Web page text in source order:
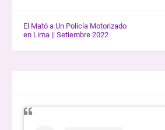
El Mató a Un Policía Motorizado
en Lima || Setiembre 2022